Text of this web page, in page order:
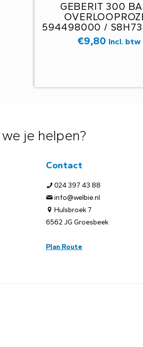
GEBERIT 300
594498000 /
D6H-
€9,80 Incl. btw
je helpen?
Contact
024 397 43 88
info@welbie.nl
Hulsbroek 7
6562 JG Groesbeek
Plan Route